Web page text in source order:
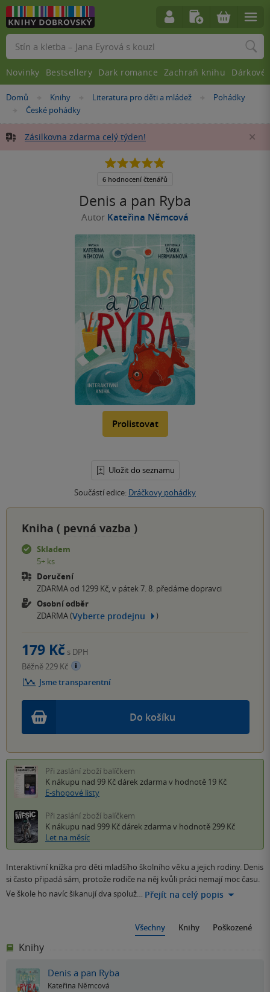
Nacházíte
Domů »Knihy »
Literatura pro děti a mládež »Pohádky
»
České pohádky
Zásilkovna zdarma celý týden!
Denis a pan Ryba
Autor Kateřina Němcová
Prolistovat
Uložit do seznamu
Součástí edice: Dráčkovy pohádky
4.8
5
6 hodnocení čtenářů
Kniha ( pevná vazba )
Skladem
5+ ks
Doručení
ZDARMA od 1299 Kč, v pátek 7. 8. předáme dopravci
Osobní odběr
ZDARMA (Vyberte prodejnu )
Do košíku
179 Kč s DPH
Běžně 229 Kč
Jsme transparentní
Při zaslání zboží balíčkem
K nákupu nad 99 Kč dárek zdarma v hodnotě 19 Kč
E-shopové listy
Při zaslání zboží balíčkem
K nákupu nad 999 Kč dárek zdarma v hodnotě 299 Kč
Let na měsíc
Interaktivní knížka pro děti mladšího školního věku a jejich rodiny. Denis
si často připadá sám, protože rodiče na něj kvůli práci nemají moc času.
Ve škole ho navíc šikanují dva spoluž… Přejít na celý popis
Všechny Knihy Poškozené
Knihy
Denis a pan Ryba
Kateřina Němcová
Vyhledávání
Novinky Bestsellery Dark romance Zachraň knihu Dárkové